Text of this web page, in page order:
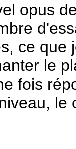
opus
ce que
le
fois
le